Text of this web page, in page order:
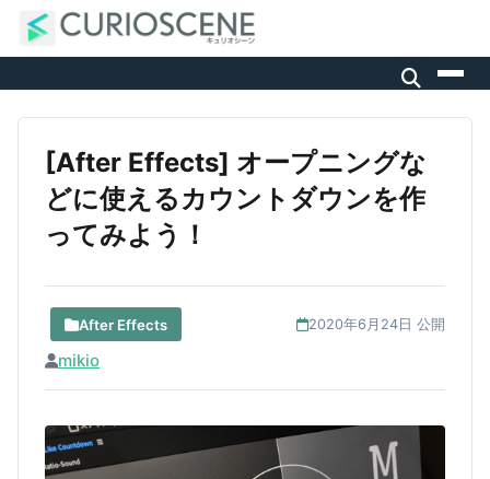
[After Effects] オープニングな
どに使えるカウントダウンを作
ってみよう！
After Effects 2020年6月24日 公開
mikio